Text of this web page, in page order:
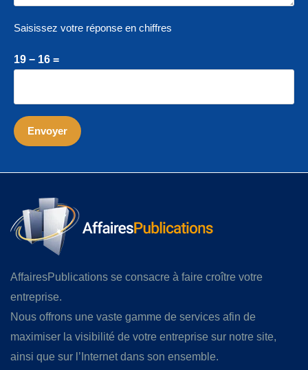
Saisissez votre réponse en chiffres
19 − 16 =
AffairesPublications se consacre à faire croître votre
entreprise.
Nous offrons une vaste gamme de services afin de
maximiser la visibilité de votre entreprise sur notre site,
ainsi que sur l’Internet dans son ensemble.